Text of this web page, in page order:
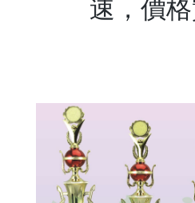
速，價格